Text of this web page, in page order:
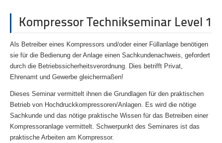
Kompressor Technikseminar Level 1
Als Betreiber eines Kompressors und/oder einer Füllanlage benötigen
sie für die Bedienung der Anlage einen Sachkundenachweis, gefordert
durch die Betriebssicherheitsverordnung. Dies betrifft Privat,
Ehrenamt und Gewerbe gleichermaßen!
Dieses Seminar vermittelt ihnen die Grundlagen für den praktischen
Betrieb von Hochdruckkompressoren/Anlagen. Es wird die nötige
Sachkunde und das nötige praktische Wissen für das Betreiben einer
Kompressoranlage vermittelt. Schwerpunkt des Seminares ist das
praktische Arbeiten am Kompressor.